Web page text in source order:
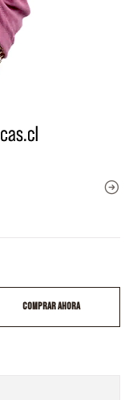
Comprar ahora